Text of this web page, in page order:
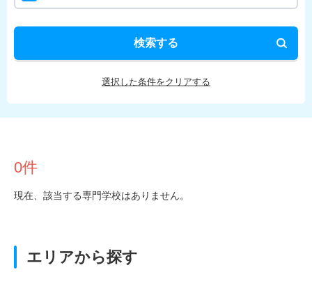
検索する
選択した条件をクリアする
0件
現在、該当する専門学校はありません。
エリアから探す